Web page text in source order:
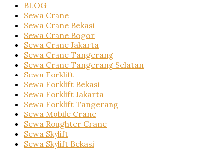
BLOG
Sewa Crane
Sewa Crane Bekasi
Sewa Crane Bogor
Sewa Crane Jakarta
Sewa Crane Tangerang
Sewa Crane Tangerang Selatan
Sewa Forklift
Sewa Forklift Bekasi
Sewa Forklift Jakarta
Sewa Forklift Tangerang
Sewa Mobile Crane
Sewa Roughter Crane
Sewa Skylift
Sewa Skylift Bekasi